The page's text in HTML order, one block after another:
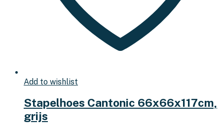
Add to wishlist
Stapelhoes Cantonic 66x66x117cm,
grijs